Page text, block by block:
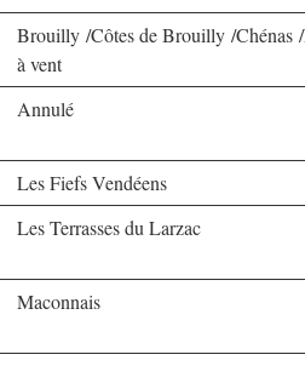
Brouilly /Côtes de Brouilly /Chénas
à vent
Annulé
Les Fiefs Vendéens
Les Terrasses du Larzac
Maconnais